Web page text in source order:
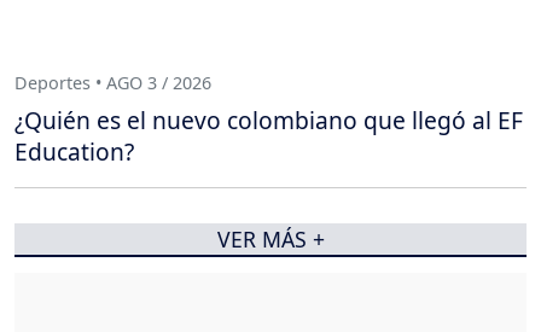
Deportes • AGO 3 / 2026
¿Quién es el nuevo colombiano que llegó al EF
Education?
VER MÁS +